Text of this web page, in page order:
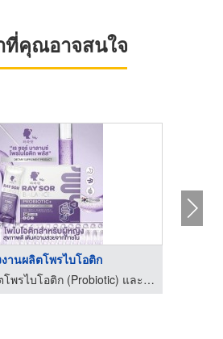
ที่คุณอาจสนใจ
งานผลิตโพรไบโอติก
โรงงานรับผลิตโพรไบโอติก (Probiotic) และอาหารเสริม OEM